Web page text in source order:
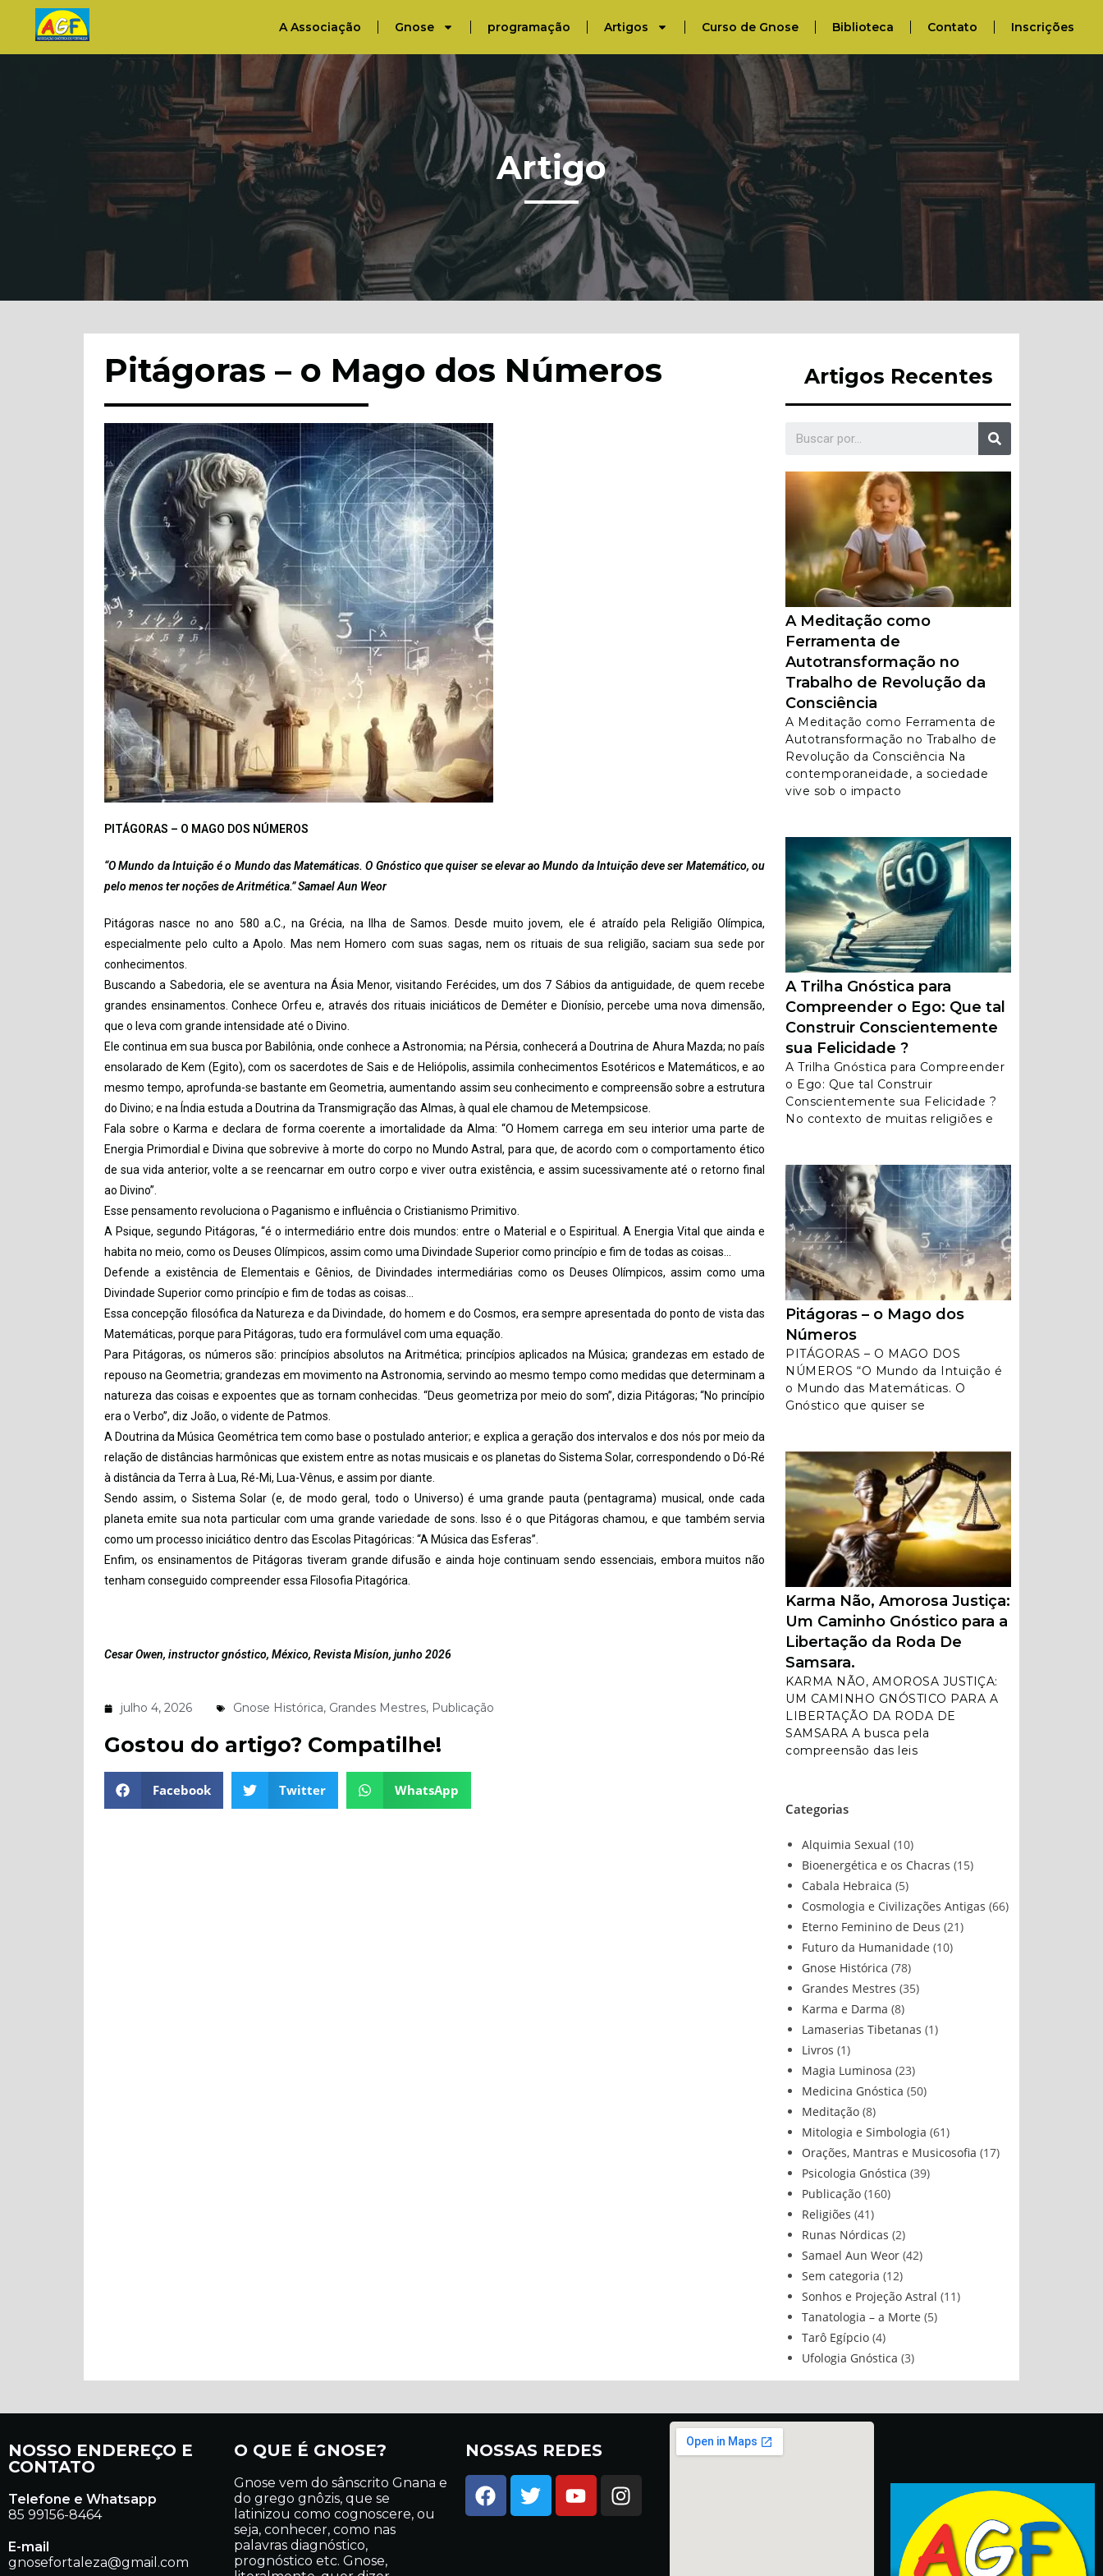
A Associação Gnose programação Artigos Curso de Gnose Biblioteca Contato Inscrições
Artigo
Pitágoras – o Mago dos Números
PITÁGORAS – O MAGO DOS NÚMEROS
“O Mundo da Intuição é o Mundo das Matemáticas. O Gnóstico que quiser se elevar ao Mundo da Intuição deve ser Matemático, ou
pelo menos ter noções de Aritmética.” Samael Aun Weor
Pitágoras nasce no ano 580 a.C., na Grécia, na Ilha de Samos. Desde muito jovem, ele é atraído pela Religião Olímpica,
especialmente pelo culto a Apolo. Mas nem Homero com suas sagas, nem os rituais de sua religião, saciam sua sede por
conhecimentos.
Buscando a Sabedoria, ele se aventura na Ásia Menor, visitando Ferécides, um dos 7 Sábios da antiguidade, de quem recebe
grandes ensinamentos. Conhece Orfeu e, através dos rituais iniciáticos de Deméter e Dionísio, percebe uma nova dimensão,
que o leva com grande intensidade até o Divino.
Ele continua em sua busca por Babilônia, onde conhece a Astronomia; na Pérsia, conhecerá a Doutrina de Ahura Mazda; no país
ensolarado de Kem (Egito), com os sacerdotes de Sais e de Heliópolis, assimila conhecimentos Esotéricos e Matemáticos, e ao
mesmo tempo, aprofunda-se bastante em Geometria, aumentando assim seu conhecimento e compreensão sobre a estrutura
do Divino; e na Índia estuda a Doutrina da Transmigração das Almas, à qual ele chamou de Metempsicose.
Fala sobre o Karma e declara de forma coerente a imortalidade da Alma: “O Homem carrega em seu interior uma parte de
Energia Primordial e Divina que sobrevive à morte do corpo no Mundo Astral, para que, de acordo com o comportamento ético
de sua vida anterior, volte a se reencarnar em outro corpo e viver outra existência, e assim sucessivamente até o retorno final
ao Divino”.
Esse pensamento revoluciona o Paganismo e influência o Cristianismo Primitivo.
A Psique, segundo Pitágoras, “é o intermediário entre dois mundos: entre o Material e o Espiritual. A Energia Vital que ainda e
habita no meio, como os Deuses Olímpicos, assim como uma Divindade Superior como princípio e fim de todas as coisas…
Defende a existência de Elementais e Gênios, de Divindades intermediárias como os Deuses Olímpicos, assim como uma
Divindade Superior como princípio e fim de todas as coisas…
Essa concepção filosófica da Natureza e da Divindade, do homem e do Cosmos, era sempre apresentada do ponto de vista das
Matemáticas, porque para Pitágoras, tudo era formulável com uma equação.
Para Pitágoras, os números são: princípios absolutos na Aritmética; princípios aplicados na Música; grandezas em estado de
repouso na Geometria; grandezas em movimento na Astronomia, servindo ao mesmo tempo como medidas que determinam a
natureza das coisas e expoentes que as tornam conhecidas. “Deus geometriza por meio do som”, dizia Pitágoras; “No princípio
era o Verbo”, diz João, o vidente de Patmos.
A Doutrina da Música Geométrica tem como base o postulado anterior; e explica a geração dos intervalos e dos nós por meio da
relação de distâncias harmônicas que existem entre as notas musicais e os planetas do Sistema Solar, correspondendo o Dó-Ré
à distância da Terra à Lua, Ré-Mi, Lua-Vênus, e assim por diante.
Sendo assim, o Sistema Solar (e, de modo geral, todo o Universo) é uma grande pauta (pentagrama) musical, onde cada
planeta emite sua nota particular com uma grande variedade de sons. Isso é o que Pitágoras chamou, e que também servia
como um processo iniciático dentro das Escolas Pitagóricas: “A Música das Esferas”.
Enfim, os ensinamentos de Pitágoras tiveram grande difusão e ainda hoje continuam sendo essenciais, embora muitos não
tenham conseguido compreender essa Filosofia Pitagórica.
Cesar Owen, instructor gnóstico, México, Revista Misíon, junho 2026
julho 4, 2026 Gnose Histórica, Grandes Mestres, Publicação
Gostou do artigo? Compatilhe!
Facebook Twitter WhatsApp
Artigos Recentes
A Meditação como
Ferramenta de
Autotransformação no
Trabalho de Revolução da
Consciência
A Meditação como Ferramenta de
Autotransformação no Trabalho de
Revolução da Consciência Na
contemporaneidade, a sociedade
vive sob o impacto
A Trilha Gnóstica para
Compreender o Ego: Que tal
Construir Conscientemente
sua Felicidade ?
A Trilha Gnóstica para Compreender
o Ego: Que tal Construir
Conscientemente sua Felicidade ?
No contexto de muitas religiões e
Pitágoras – o Mago dos
Números
PITÁGORAS – O MAGO DOS
NÚMEROS “O Mundo da Intuição é
o Mundo das Matemáticas. O
Gnóstico que quiser se
Karma Não, Amorosa Justiça:
Um Caminho Gnóstico para a
Libertação da Roda De
Samsara.
KARMA NÃO, AMOROSA JUSTIÇA:
UM CAMINHO GNÓSTICO PARA A
LIBERTAÇÃO DA RODA DE
SAMSARA A busca pela
compreensão das leis
Categorias
Alquimia Sexual (10)
Bioenergética e os Chacras (15)
Cabala Hebraica (5)
Cosmologia e Civilizações Antigas (66)
Eterno Feminino de Deus (21)
Futuro da Humanidade (10)
Gnose Histórica (78)
Grandes Mestres (35)
Karma e Darma (8)
Lamaserias Tibetanas (1)
Livros (1)
Magia Luminosa (23)
Medicina Gnóstica (50)
Meditação (8)
Mitologia e Simbologia (61)
Orações, Mantras e Musicosofia (17)
Psicologia Gnóstica (39)
Publicação (160)
Religiões (41)
Runas Nórdicas (2)
Samael Aun Weor (42)
Sem categoria (12)
Sonhos e Projeção Astral (11)
Tanatologia – a Morte (5)
Tarô Egípcio (4)
Ufologia Gnóstica (3)
NOSSO ENDEREÇO E
CONTATO
Telefone e Whatsapp
85 99156-8464
E-mail
gnosefortaleza@gmail.com
O QUE É GNOSE?
Gnose vem do sânscrito Gnana e
do grego gnôzis, que se
latinizou como cognoscere, ou
seja, conhecer, como nas
palavras diagnóstico,
prognóstico etc. Gnose,
NOSSAS REDES